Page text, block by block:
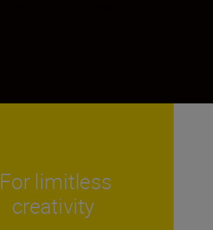
For limitless
creativity